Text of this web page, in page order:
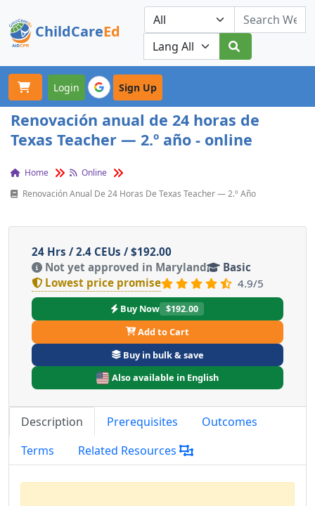
ChildCareEd
Our Platforms
Login Sign Up
Renovación anual de 24 horas de
Texas Teacher — 2.º año - online
Home
Online
Renovación Anual De 24 Horas De Texas Teacher — 2.º Año
24 Hrs / 2.4 CEUs / $192.00
Not yet approved in Maryland
Basic
Lowest price promise
4.9/5
Buy Now $192.00
Add to Cart
Buy in bulk & save
Also available in English
Description Prerequisites
Outcomes
Terms
Related Resources